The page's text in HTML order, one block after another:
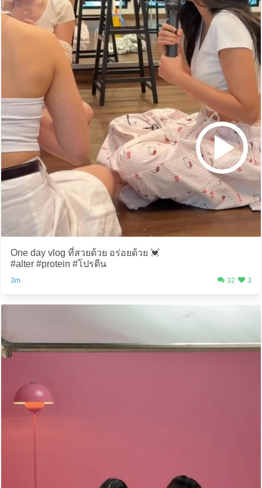
One day vlog ที่สวยด้วย อร่อยด้วย 💓
#alter #protein #โปรตีน
3m 32 3